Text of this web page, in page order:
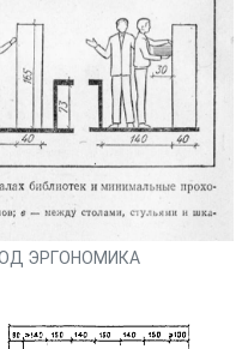
ЭРГОНОМИКА